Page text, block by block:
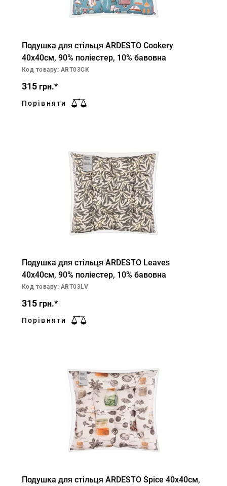
Подушка для стільця ARDESTO Cookery
40х40см, 90% поліестер, 10% бавовна
Код товару: ART03CK
315 грн.*
Порівняти
Подушка для стільця ARDESTO Leaves
40х40см, 90% поліестер, 10% бавовна
Код товару: ART03LV
315 грн.*
Порівняти
Подушка для стільця ARDESTO Spice 40х40см,